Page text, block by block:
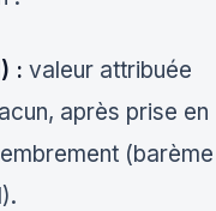
: valeur attribuée
après prise en
(barème